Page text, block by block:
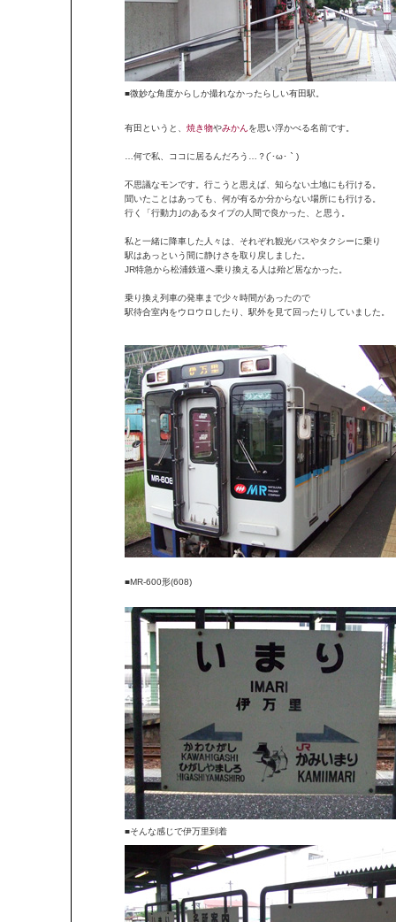
■微妙な角度からしか撮れなかったらしい有田駅。
有田というと、 焼き物やみかんを思い浮かべる名前です。
…何で私、ココに居るんだろう…？(´･ω･｀)
不思議なモンです。行こうと思えば、知らない土地にも行ける。
聞いたことはあっても、何が有るか分からない場所にも行ける。
行く「行動力｣のあるタイプの人間で良かった、と思う。
私と一緒に降車した人々は、それぞれ観光バスやタクシーに乗り
駅はあっという間に静けさを取り戻しました。
JR特急から松浦鉄道へ乗り換える人は殆ど居なかった。
乗り換え列車の発車まで少々時間があったので
駅待合室内をウロウロしたり、駅外を見て回ったりしていました。
■MR-600形(608)
■そんな感じで伊万里到着